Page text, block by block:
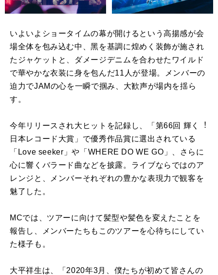
いよいよショータイムの幕が開けるという⾼揚感が会
場全体を包み込む中、⿊を基調に煌めく装飾が施され
たジャケットと、ダメージデニムを合わせたワイルド
で華やかな⾐装に⾝を包んだ11⼈が登場。メンバーの
迫⼒でJAMの⼼を⼀瞬で掴み、⼤歓声が場内を揺ら
す。
今年リリースされ⼤ヒットを記録し、「第66回 輝く︕
⽇本レコード⼤賞」で優秀作品賞に選出されている
「Love seeker」や「WHERE DO WE GO」、さらに
⼼に響くバラード曲などを披露。ライブならではのア
レンジと、メンバーそれぞれの豊かな表現⼒で観客を
魅了した。
MCでは、ツアーに向けて髪型や髪⾊を変えたことを
報告し、メンバーたちもこのツアーを⼼待ちにしてい
た様⼦も。
⼤平祥⽣は、「2020年3⽉、僕たちが初めて皆さんの